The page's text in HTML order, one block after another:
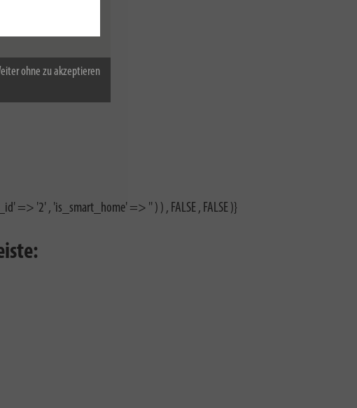
ohne zu akzeptieren
=> '2' , 'is_smart_home' => '' ) ) , FALSE , FALSE )}